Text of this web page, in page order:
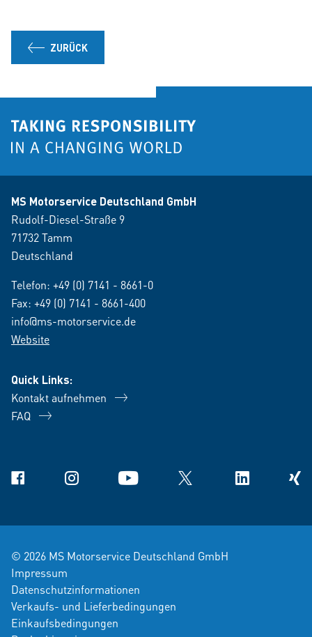
ZURÜCK
MS Motorservice Deutschland GmbH
Rudolf-Diesel-Straße 9
71732 Tamm
Deutschland
Telefon: +49 (0) 7141 - 8661-0
Fax: +49 (0) 7141 - 8661-400
info@ms-motorservice.de
Website
Quick Links:
Kontakt aufnehmen
FAQ
Facebook Instagram YouTube X Linkedin Xing
© 2026 MS Motorservice Deutschland GmbH
Impressum
Datenschutzinformationen
Verkaufs- und Lieferbedingungen
Einkaufsbedingungen